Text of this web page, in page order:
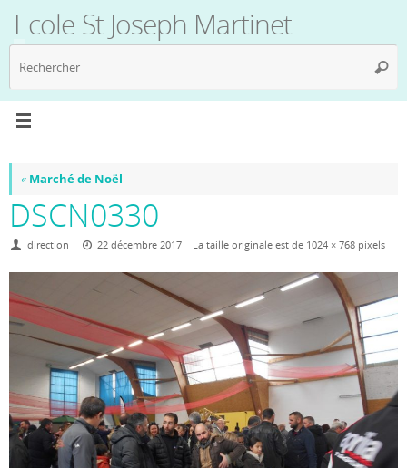
contenu
Ecole St Joseph Martinet
« Marché de Noël
DSCN0330
direction 22 décembre 2017 La taille originale est de 1024 × 768 pixels